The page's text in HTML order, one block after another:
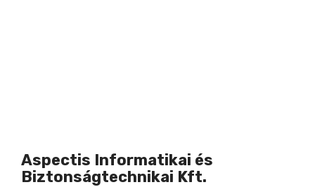
Aspectis Informatikai és
Biztonságtechnikai Kft.